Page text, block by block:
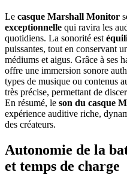
Le casque Marshall Monitor
exceptionnelle qui ravira les
quotidiens. La sonorité est
puissantes, tout en conservant
médiums et aigus. Grâce à ses
offre une immersion sonore
types de musique ou contenus
très précise, permettant de
En résumé, le son du casque
expérience auditive riche,
des créateurs.
Autonomie de la
et temps de charge